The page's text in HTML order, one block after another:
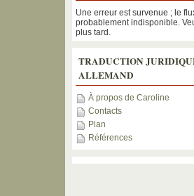
Une erreur est survenue ; le
probablement indisponible.
plus tard.
TRADUCTION
ALLEMAND
À propos de Caroline
Contacts
Plan
Références